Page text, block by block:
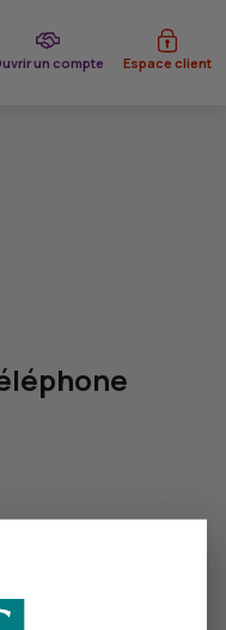
le site
un compte
du CIC Espace client